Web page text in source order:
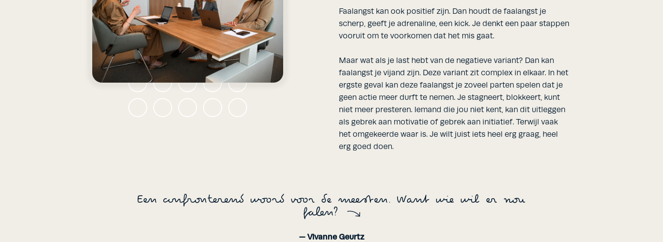
Faalangst kan ook positief zijn. Dan houdt de faalangst je
scherp, geeft je adrenaline, een kick. Je denkt een paar stappen
vooruit om te voorkomen dat het mis gaat.
Maar wat als je last hebt van de negatieve variant? Dan kan
faalangst je vijand zijn. Deze variant zit complex in elkaar. In het
ergste geval kan deze faalangst je zoveel parten spelen dat je
geen actie meer durft te nemen. Je stagneert, blokkeert, kunt
niet meer presteren. Iemand die jou niet kent, kan dit uitleggen
als gebrek aan motivatie of gebrek aan initiatief. Terwijl vaak
het omgekeerde waar is. Je wilt juist iets heel erg graag, heel
erg goed doen.
Een confronterend woord voor de meesten. Want wie wil er nou
falen?
— Vivanne Geurtz